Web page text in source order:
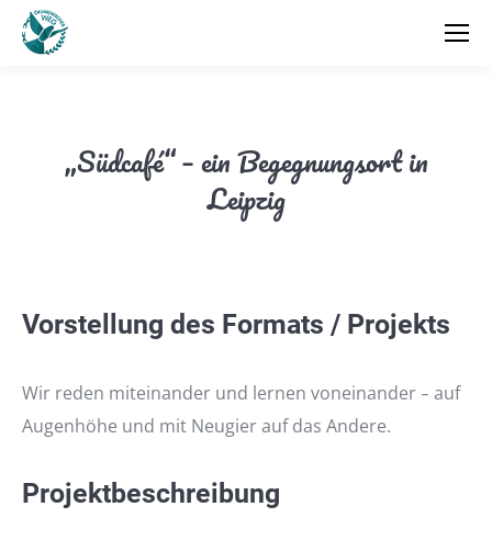
„Südcafé“ – ein Begegnungsort in
Leipzig
Vorstellung des Formats / Projekts
Wir reden miteinander und lernen voneinander – auf
Augenhöhe und mit Neugier auf das Andere.
Projektbeschreibung